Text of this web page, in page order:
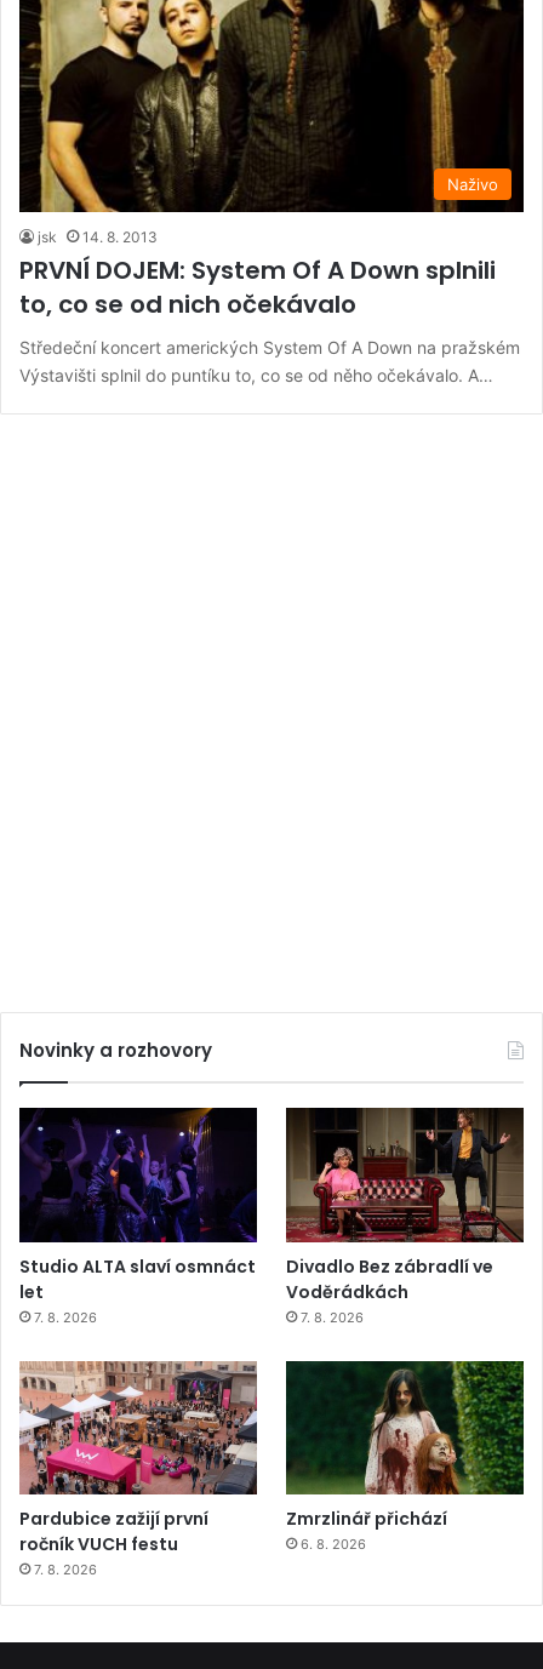
Naživo
jsk 14. 8. 2013
PRVNÍ DOJEM: System Of A Down splnili
to, co se od nich očekávalo
Středeční koncert amerických System Of A Down na pražském
Výstavišti splnil do puntíku to, co se od něho očekávalo. A…
Novinky a rozhovory
Studio ALTA slaví osmnáct
let
7. 8. 2026
Divadlo Bez zábradlí ve
Voděrádkách
7. 8. 2026
Pardubice zažijí první
ročník VUCH festu
7. 8. 2026
Zmrzlinář přichází
6. 8. 2026